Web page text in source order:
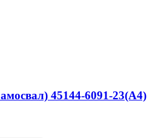
45144-6091-23(А4)